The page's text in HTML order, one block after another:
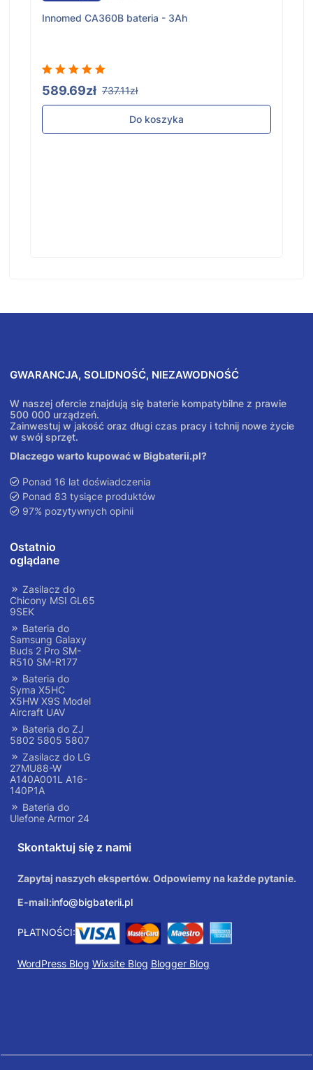
Innomed CA360B bateria - 3Ah
589.69zł 737.11zł
Do koszyka
GWARANCJA, SOLIDNOŚĆ, NIEZAWODNOŚĆ
W naszej ofercie znajdują się baterie kompatybilne z prawie
500 000 urządzeń.
Zainwestuj w jakość oraz długi czas pracy i tchnij nowe życie
w swój sprzęt.
Dlaczego warto kupować w Bigbaterii.pl?
Ponad 16 lat doświadczenia
Ponad 83 tysiące produktów
97% pozytywnych opinii
Ostatnio
oglądane
Zasilacz do
Chicony MSI GL65
9SEK
Bateria do
Samsung Galaxy
Buds 2 Pro SM-
R510 SM-R177
Bateria do
Syma X5HC
X5HW X9S Model
Aircraft UAV
Bateria do ZJ
5802 5805 5807
Zasilacz do LG
27MU88-W
A140A001L A16-
140P1A
Bateria do
Ulefone Armor 24
Skontaktuj się z nami
Zapytaj naszych ekspertów. Odpowiemy na każde pytanie.
E-mail:info@bigbaterii.pl
PŁATNOŚCI:
WordPress Blog Wixsite Blog Blogger Blog